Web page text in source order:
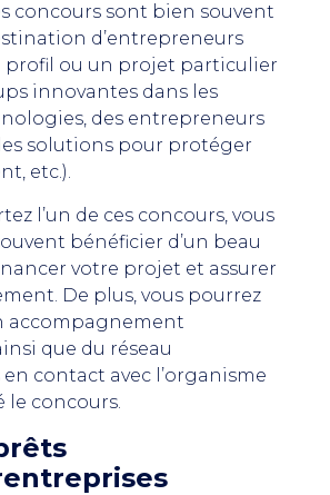
concours sont bien souvent
d’entrepreneurs
profil ou un projet particulier
innovantes dans les
des entrepreneurs
solutions pour protéger
etc.).
l’un de ces concours, vous
bénéficier d’un beau
votre projet et assurer
De plus, vous pourrez
accompagnement
que du réseau
en contact avec l’organisme
le concours.